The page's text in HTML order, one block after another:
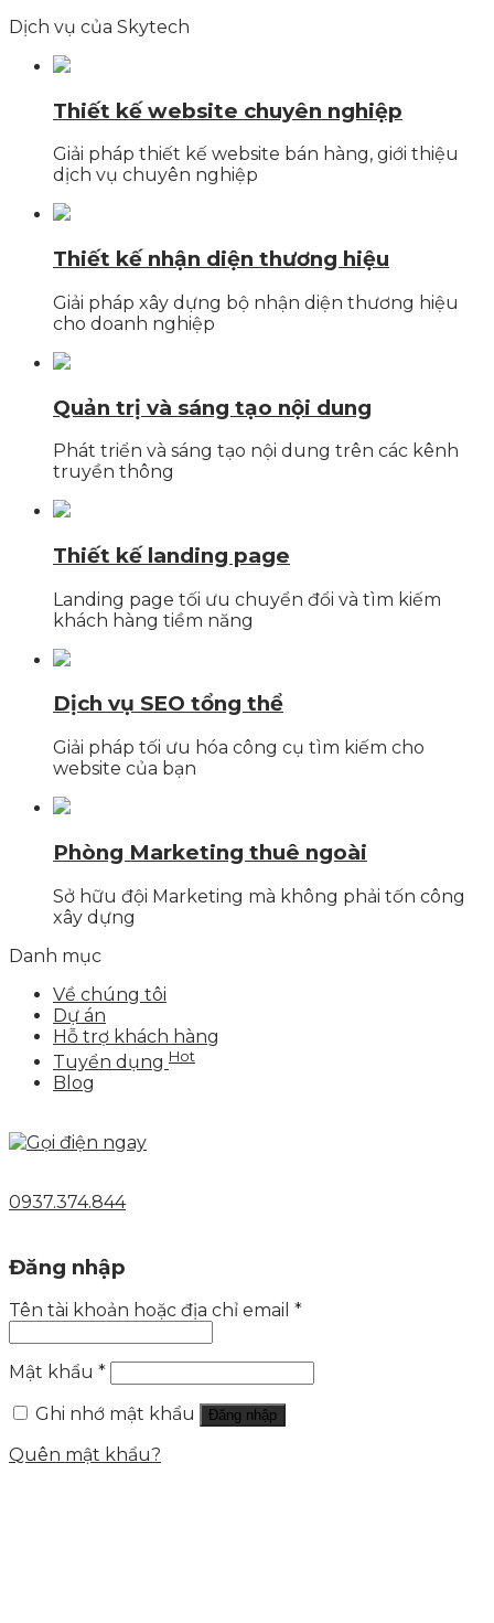
Dịch vụ của Skytech
Thiết kế website chuyên nghiệp
Giải pháp thiết kế website bán hàng, giới thiệu
dịch vụ chuyên nghiệp
Thiết kế nhận diện thương hiệu
Giải pháp xây dựng bộ nhận diện thương hiệu
cho doanh nghiệp
Quản trị và sáng tạo nội dung
Phát triển và sáng tạo nội dung trên các kênh
truyền thông
Thiết kế landing page
Landing page tối ưu chuyển đổi và tìm kiếm
khách hàng tiềm năng
Dịch vụ SEO tổng thể
Giải pháp tối ưu hóa công cụ tìm kiếm cho
website của bạn
Phòng Marketing thuê ngoài
Sở hữu đội Marketing mà không phải tốn công
xây dựng
Danh mục
Về chúng tôi
Dự án
Hỗ trợ khách hàng
Tuyển dụng Hot
Blog
0937.374.844
Đăng nhập
Tên tài khoản hoặc địa chỉ email *
Mật khẩu *
Ghi nhớ mật khẩu
Đăng nhập
Quên mật khẩu?